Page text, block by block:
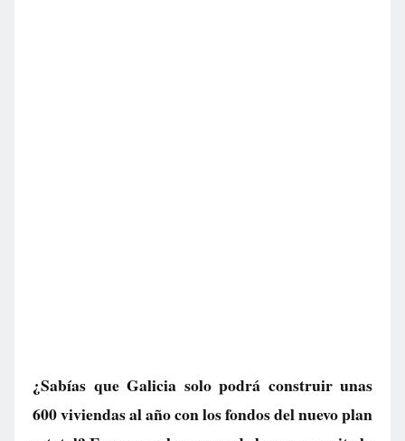
¿Sabías que Galicia solo podrá construir unas
600 viviendas al año con los fondos del nuevo plan